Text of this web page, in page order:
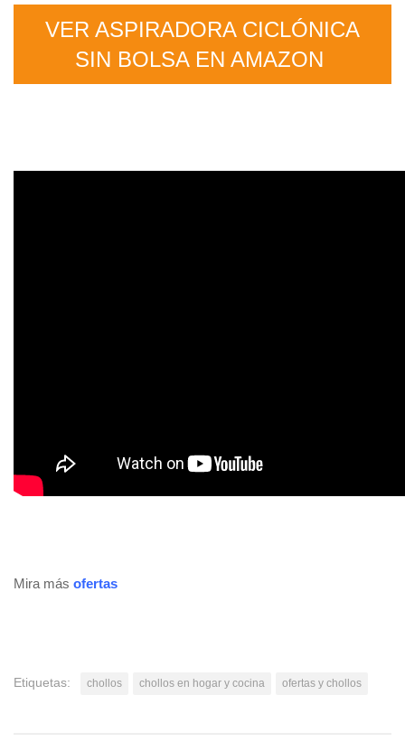
VER ASPIRADORA CICLÓNICA
SIN BOLSA EN AMAZON
Mira más ofertas
Etiquetas: chollos chollos en hogar y cocina ofertas y chollos